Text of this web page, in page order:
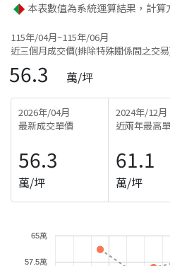
本表數值為系統運算結果，計算
115年/04月~115年/06月
近三個月成交價(排除特殊關係間之交
56.3 萬/坪
2026年/04月
最新成交單價
56.3
萬/坪
2024年/12月
近兩年最高
61.1
萬/坪
57.5萬
65萬